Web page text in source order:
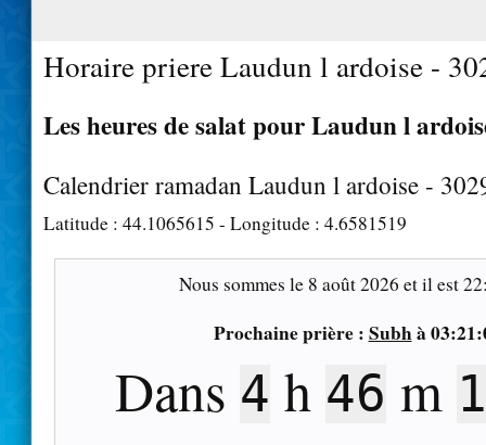
Horaire priere Laudun l ardoise -
Les heures de salat pour Laudun l
Calendrier ramadan Laudun l ardoise -
Latitude : 44.1065615 - Longitude : 4.6581519
Nous sommes le 8 août 2026 et il est
Prochaine prière : Subhà
Dans 4 h 46 m